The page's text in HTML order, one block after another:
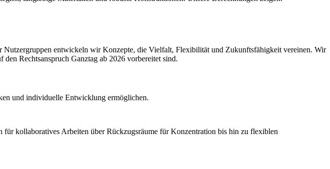
Nutzergruppen entwickeln wir Konzepte, die Vielfalt, Flexibilität und Zukunftsfähigkeit vereinen. Wir
Rechtsanspruch Ganztag ab 2026 vorbereitet sind.
und individuelle Entwicklung ermöglichen.
kollaboratives Arbeiten über Rückzugsräume für Konzentration bis hin zu flexiblen